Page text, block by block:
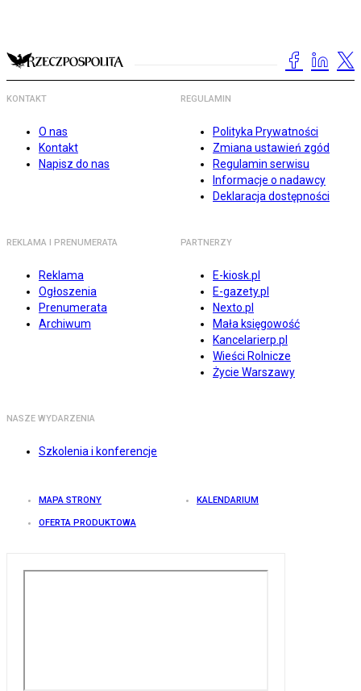
KONTAKT
O nas
Kontakt
Napisz do nas
REGULAMIN
Polityka Prywatności
Zmiana ustawień zgód
Regulamin serwisu
Informacje o nadawcy
Deklaracja dostępności
REKLAMA I PRENUMERATA
Reklama
Ogłoszenia
Prenumerata
Archiwum
PARTNERZY
E-kiosk.pl
E-gazety.pl
Nexto.pl
Mała księgowość
Kancelarierp.pl
Wieści Rolnicze
Życie Warszawy
NASZE WYDARZENIA
Szkolenia i konferencje
MAPA STRONY KALENDARIUM
OFERTA PRODUKTOWA